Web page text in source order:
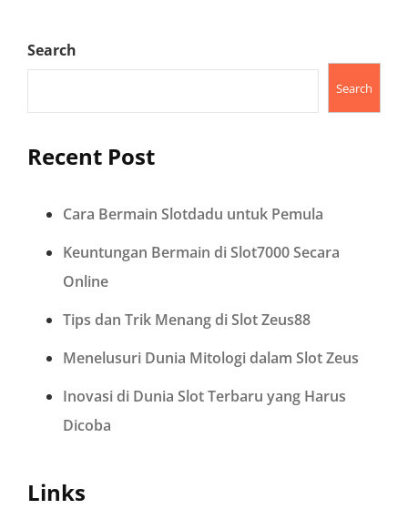
Search
Search
Recent Post
Cara Bermain Slotdadu untuk Pemula
Keuntungan Bermain di Slot7000 Secara
Online
Tips dan Trik Menang di Slot Zeus88
Menelusuri Dunia Mitologi dalam Slot Zeus
Inovasi di Dunia Slot Terbaru yang Harus
Dicoba
Links